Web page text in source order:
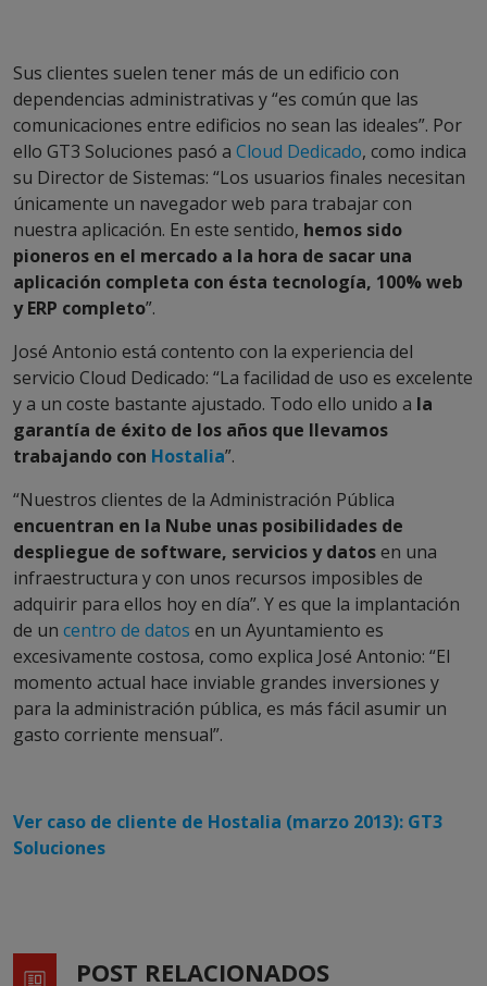
Sus clientes suelen tener más de un edificio con
dependencias administrativas y “es común que las
comunicaciones entre edificios no sean las ideales”. Por
ello GT3 Soluciones pasó a Cloud Dedicado, como indica
su Director de Sistemas: “Los usuarios finales necesitan
únicamente un navegador web para trabajar con
nuestra aplicación. En este sentido, hemos sido
pioneros en el mercado a la hora de sacar una
aplicación completa con ésta tecnología, 100% web
y ERP completo”.
José Antonio está contento con la experiencia del
servicio Cloud Dedicado: “La facilidad de uso es excelente
y a un coste bastante ajustado. Todo ello unido a la
garantía de éxito de los años que llevamos
trabajando con Hostalia”.
“Nuestros clientes de la Administración Pública
encuentran en la Nube unas posibilidades de
despliegue de software, servicios y datosen una
infraestructura y con unos recursos imposibles de
adquirir para ellos hoy en día”. Y es que la implantación
de un centro de datos en un Ayuntamiento es
excesivamente costosa, como explica José Antonio: “El
momento actual hace inviable grandes inversiones y
para la administración pública, es más fácil asumir un
gasto corriente mensual”.
Ver caso de cliente de Hostalia (marzo 2013): GT3
Soluciones
POST RELACIONADOS